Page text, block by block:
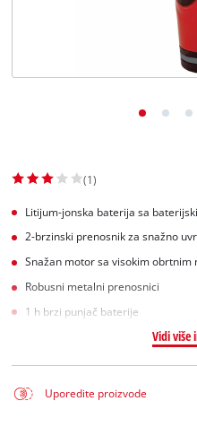
(1)
Litijum-jonska baterija sa
2-brzinski prenosnik za snažno
Snažan motor sa visokim obrtnim
Robusni metalni prenosnici
1 h brzi punjač baterije
Vidi više
Uporedite proizvode